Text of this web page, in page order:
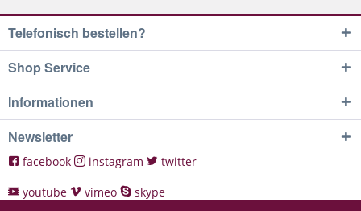
Telefonisch bestellen?
Shop Service
Informationen
Newsletter
facebook instagram
twitter
youtube
vimeo skype